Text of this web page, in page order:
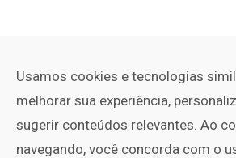
Usamos cookies e tecnologias
melhorar sua experiência,
sugerir conteúdos relevantes. Ao
navegando, você concorda com o